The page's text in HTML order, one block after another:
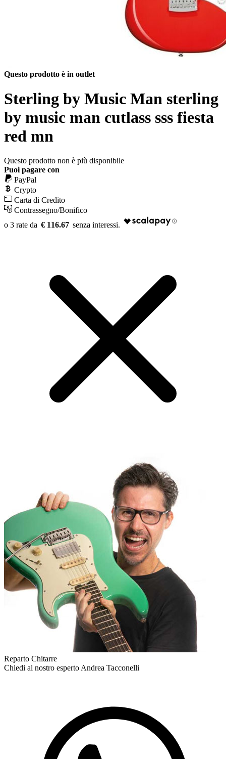
Questo prodotto è in outlet
Sterling by Music Man sterling
by music man cutlass sss fiesta
red mn
Questo prodotto non è più disponibile
Puoi pagare con
PayPal
Crypto
Carta di Credito
Contrassegno/Bonifico
€ 116.67
Reparto Chitarre
Chiedi al nostro espertoAndrea Tacconelli